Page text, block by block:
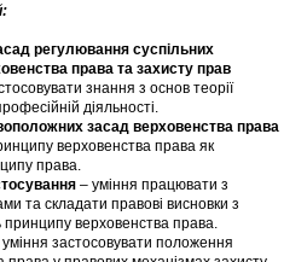
регулювання суспільних
права та захисту прав
знання з основ теорії
діяльності.
засад верховенства права
верховенства права як
права.
– уміння працювати з
та складати правові висновки з
верховенства права.
застосовувати положення